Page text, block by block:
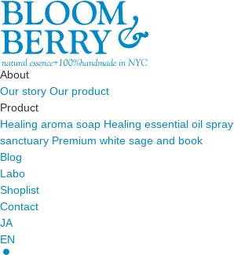
About
Our story Our product
Product
Healing aroma soap Healing essential oil spray
sanctuary Premium white sage and book
Blog
Labo
Shoplist
Contact
JA
EN